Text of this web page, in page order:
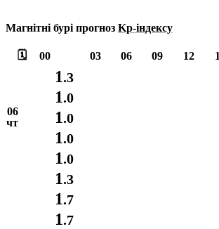
Магнітні бурі прогноз Kp-індексу
🗓️ 00 03 06 09 12
06
чт
1.3
1.0
1.0
1.0
1.0
1.3
1.7
1.7